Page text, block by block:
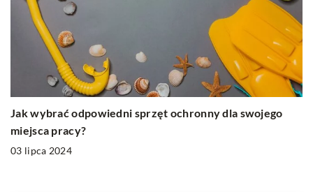
Jak wybrać odpowiedni sprzęt ochronny dla swojego
miejsca pracy?
03 lipca 2024